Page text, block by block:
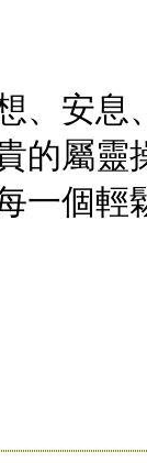
安息
的屬靈
一個輕